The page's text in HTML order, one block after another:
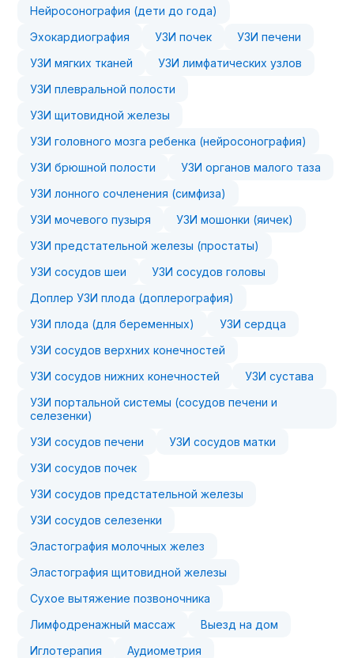
Нейросонография (дети до года)
Эхокардиография
УЗИ почек
УЗИ печени
УЗИ мягких тканей
УЗИ лимфатических узлов
УЗИ плевральной полости
УЗИ щитовидной железы
УЗИ головного мозга ребенка (нейросонография)
УЗИ брюшной полости
УЗИ органов малого таза
УЗИ лонного сочленения (симфиза)
УЗИ мочевого пузыря
УЗИ мошонки (яичек)
УЗИ предстательной железы (простаты)
УЗИ сосудов шеи
УЗИ сосудов головы
Доплер УЗИ плода (доплерография)
УЗИ плода (для беременных)
УЗИ сердца
УЗИ сосудов верхних конечностей
УЗИ сосудов нижних конечностей
УЗИ сустава
УЗИ портальной системы (сосудов печени и
селезенки)
УЗИ сосудов печени
УЗИ сосудов матки
УЗИ сосудов почек
УЗИ сосудов предстательной железы
УЗИ сосудов селезенки
Эластография молочных желез
Эластография щитовидной железы
Сухое вытяжение позвоночника
Лимфодренажный массаж
Выезд на дом
Иглотерапия
Аудиометрия